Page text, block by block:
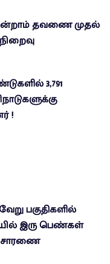
தவணை முதல்
3,791
!
பகுதிகளில்
இரு பெண்கள்